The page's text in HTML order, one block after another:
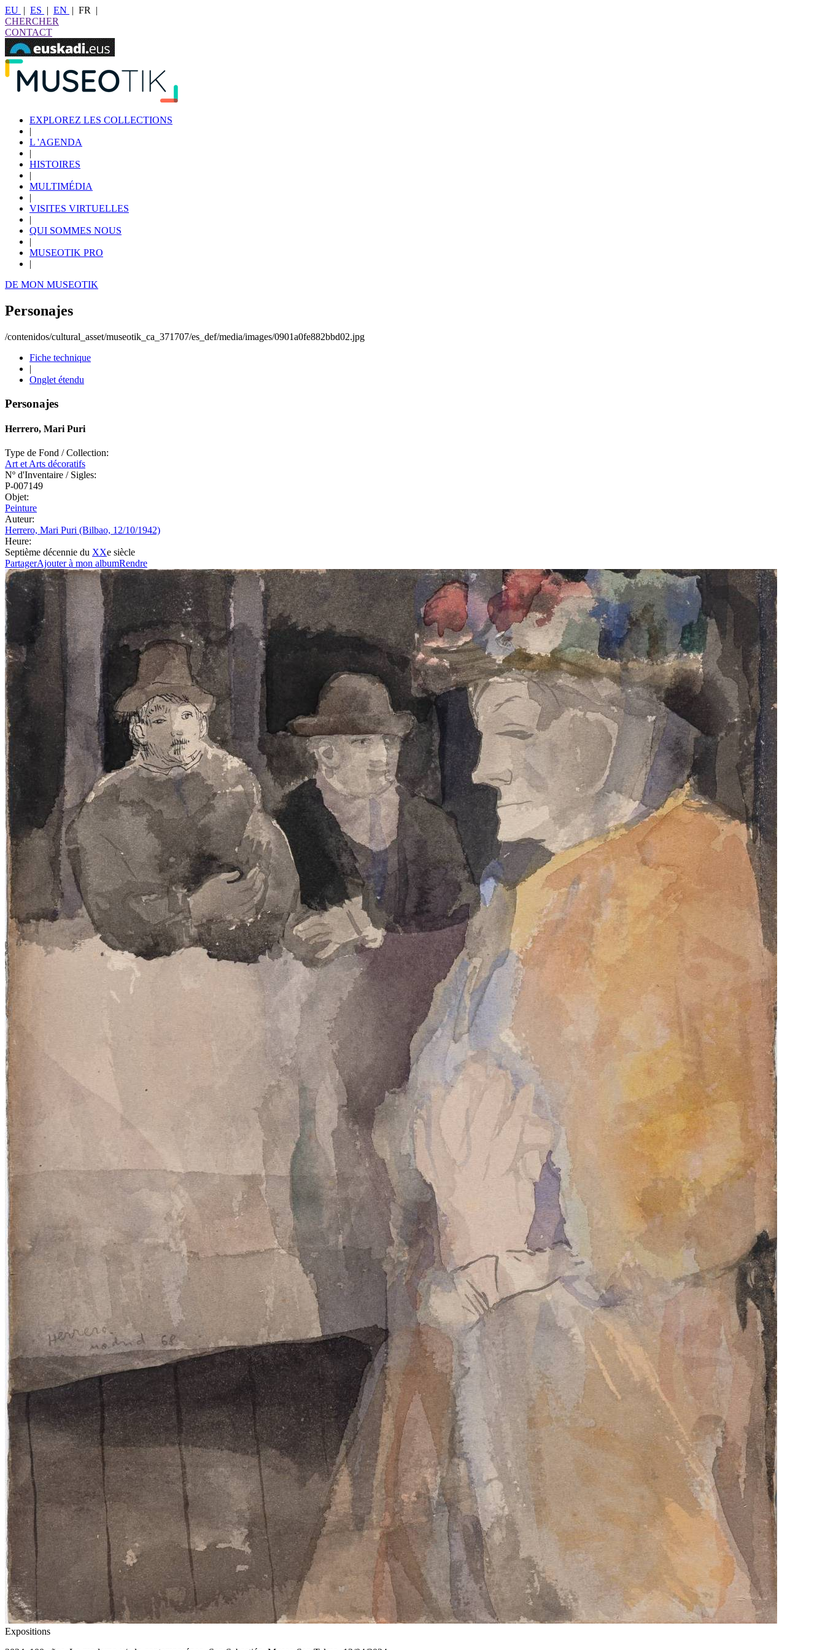
EU | ES | EN | FR
|
CHERCHER
CONTACT
EXPLOREZ LES COLLECTIONS
|
L 'AGENDA
|
HISTOIRES
|
MULTIMÉDIA
|
VISITES VIRTUELLES
|
QUI SOMMES NOUS
|
MUSEOTIK PRO
|
DE MON MUSEOTIK
Personajes
/contenidos/cultural_asset/museotik_ca_371707/es_def/media/images/0901a0fe882bbd02.jpg
Fiche technique
|
Onglet étendu
Personajes
Herrero, Mari Puri
Type de Fond / Collection:
Art et Arts décoratifs
Nº d'Inventaire / Sigles:
P-007149
Objet:
Peinture
Auteur:
Herrero, Mari Puri (Bilbao, 12/10/1942)
Heure:
Septième décennie du XXe siècle
PartagerAjouter à mon albumRendre
Expositions